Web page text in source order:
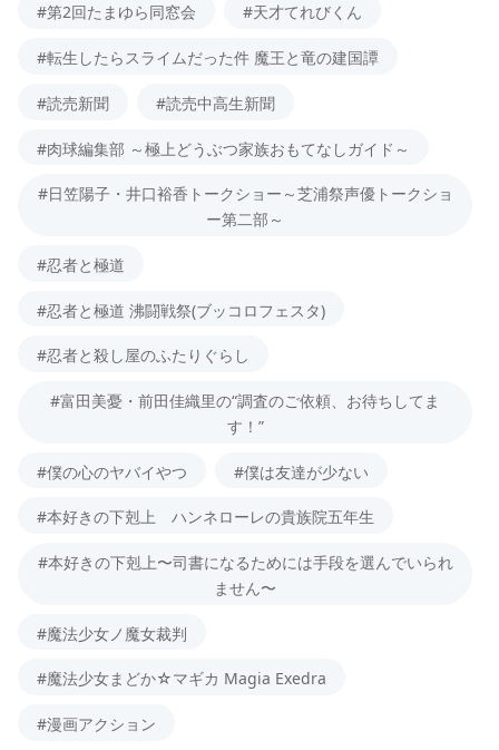
#第2回たまゆら同窓会 #天才てれびくん
#転生したらスライムだった件 魔王と竜の建国譚
#読売新聞 #読売中高生新聞
#肉球編集部 ～極上どうぶつ家族おもてなしガイド～
#日笠陽子・井口裕香トークショー～芝浦祭声優トークショ
ー第二部～
#忍者と極道
#忍者と極道 沸闘戦祭(ブッコロフェスタ)
#忍者と殺し屋のふたりぐらし
#富田美憂・前田佳織里の“調査のご依頼、お待ちしてま
す！”
#僕の心のヤバイやつ #僕は友達が少ない
#本好きの下剋上 ハンネローレの貴族院五年生
#本好きの下剋上〜司書になるためには手段を選んでいられ
ません〜
#魔法少女ノ魔女裁判
#魔法少女まどか☆マギカ Magia Exedra
#漫画アクション